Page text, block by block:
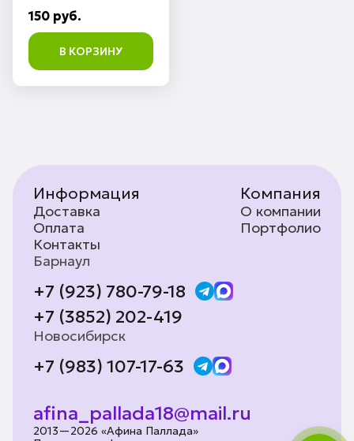
150 руб.
В КОРЗИНУ
Информация
Доставка
Оплата
Контакты
Компания
О компании
Портфолио
Барнаул
+7 (923) 780-79-18
+7 (3852) 202-419
Новосибирск
+7 (983) 107-17-63
afina_pallada18@mail.ru
2013—2026 «Афина Паллада»